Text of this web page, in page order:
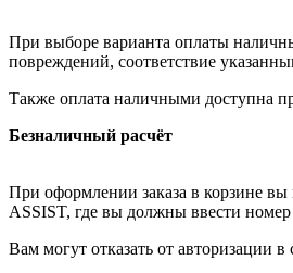
При выборе варианта оплаты
повреждений, соответствие
Также оплата наличными доступна
Безналичный расчёт
При оформлении заказа в корзине
ASSIST, где вы должны ввести
Вам могут отказать от авторизации в